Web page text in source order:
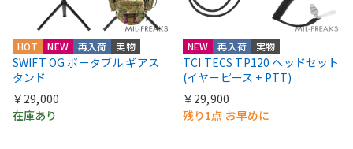
HOT NEW 再入荷 実物
SWIFT OG ポータブル ギアス
タンド
￥29,000
在庫あり
NEW 再入荷 実物
TCI TECS TP120 ヘッドセット
(イヤーピース + PTT)
￥29,900
残り1点 お早めに